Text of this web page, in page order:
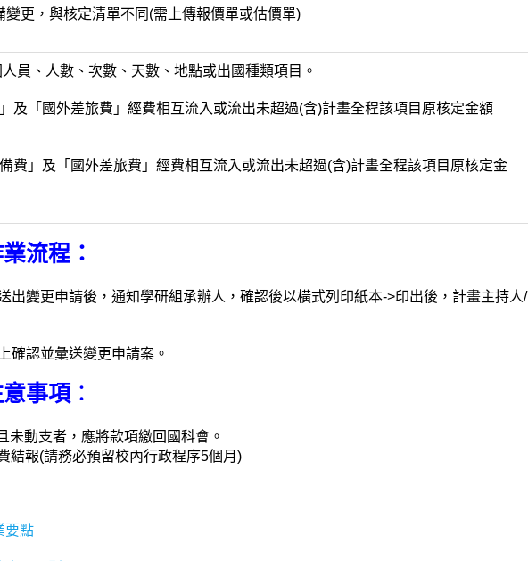
更，與核定清單不同(需上傳報價單或估價單)
員、人數、次數、天數、地點或出國種類項目。
及「國外差旅費」經費相互流入或流出未超過(含)計畫全程該項目原核定金額
費」及「國外差旅費」經費相互流入或流出未超過(含)計畫全程該項目原核定金
流程：
出變更申請後，通知學研組承辦人，確認後以橫式列印紙本->印出後，計畫主持
確認並彙送變更申請案。
事項 ：
未動支者，應將款項繳回國科會。
結報(請務必預留校內行政程序5個月)
要點